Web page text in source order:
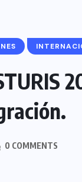
0 COMMENTS